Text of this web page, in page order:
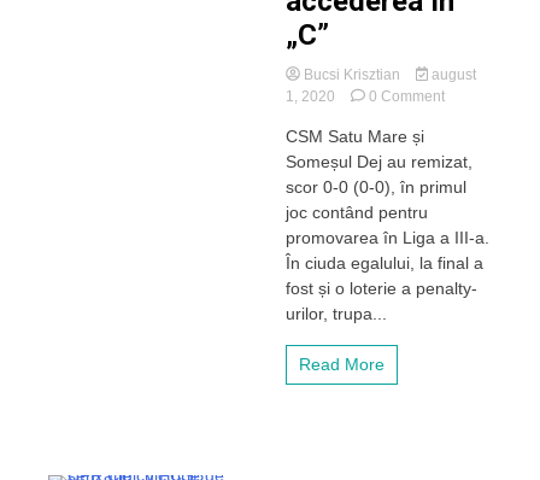
„C”
Bucsi Krisztian
august
1, 2020
0 Commenton
obținut
de
în
primul
joc
CSM Satu Mare și
Someșul Dej au remizat,
scor 0-0 (0-0), în primul
joc contând pentru
promovarea în Liga a III-a.
În ciuda egalului, la final a
fost și o loterie a penalty-
urilor, trupa...
Read More